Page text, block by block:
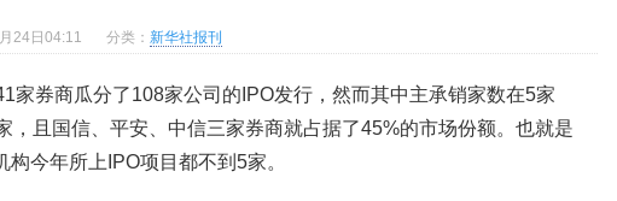
基本面及股市双轮冲击 债市回调十年期
沥青期货连续两日涨逾3% 沪银及两粕涨
恒生聚源：北斗收官之星发射成功，全产
济安金信：中国基金市场数据分析周报（
24日04:11 分类： 新华社报刊
家券商瓜分了108家公司的IPO发行，然而其中主承销家数在5家
，且国信、平安、中信三家券商就占据了45%的市场份额。也就是
今年所上IPO项目都不到5家。